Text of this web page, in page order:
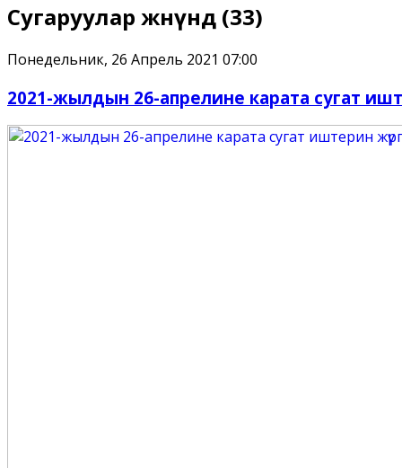
Сугаруулар жѳнүндѳ (33)
Понедельник, 26 Апрель 2021 07:00
2021-жылдын 26-апрелине карата сугат